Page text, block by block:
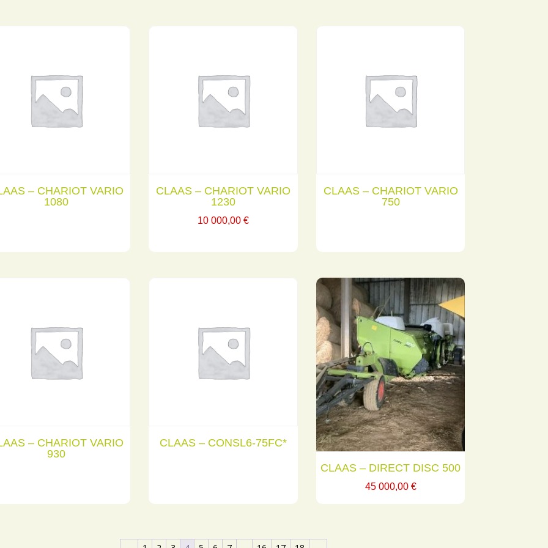
– CHARIOT VARIO
1080
CLAAS – CHARIOT VARIO
1230
10 000,00€
CLAAS – CHARIOT VARIO
750
– CHARIOT VARIO
930
CLAAS – CONSL6-75FC*
CLAAS – DIRECT DISC 500
45 000,00 €